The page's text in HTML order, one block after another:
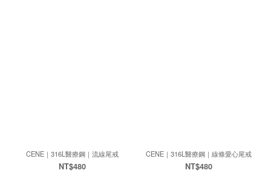
CENE｜316L醫療鋼｜流線尾戒
NT$480
CENE｜316L醫療鋼｜線條愛心尾戒
NT$480